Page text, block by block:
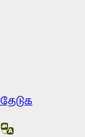
தேடுக